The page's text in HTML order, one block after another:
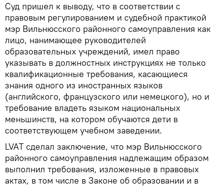
Суд пришел к выводу, что в соответствии с
правовым регулированием и судебной практикой
мэр Вильнюсского районного самоуправления как
лицо, нанимающее руководителей
образовательных учреждений, имел право
указывать в должностных инструкциях не только
квалификационные требования, касающиеся
знания одного из иностранных языков
(английского, французского или немецкого), но и
требование владеть языком национальных
меньшинств, на котором обучаются дети в
соответствующем учебном заведении.
LVAT сделал заключение, что мэр Вильнюсского
районного самоуправления надлежащим образом
выполнил требования, изложенные в правовых
актах, в том числе в Законе об образовании и в